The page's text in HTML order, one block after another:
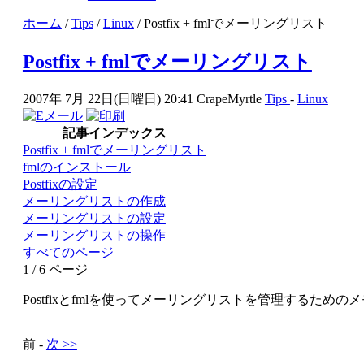
ホーム /Tips/Linux/ Postfix + fmlでメーリングリスト
Postfix + fmlでメーリングリスト
2007年 7月 22日(日曜日) 20:41 CrapeMyrtle Tips - Linux
記事インデックス
Postfix + fmlでメーリングリスト
fmlのインストール
Postfixの設定
メーリングリストの作成
メーリングリストの設定
メーリングリストの操作
すべてのページ
1 / 6 ページ
Postfixとfmlを使ってメーリングリストを管理するための
前 - 次 >>